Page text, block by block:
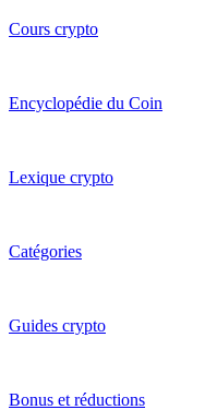
Cours crypto
Encyclopédie du Coin
Lexique crypto
Catégories
Guides crypto
Bonus et réductions